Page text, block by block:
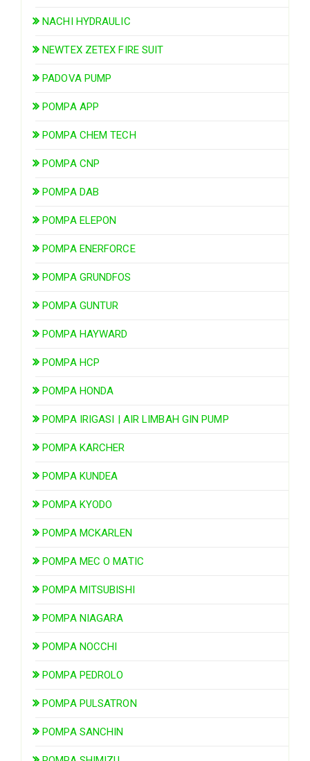
NACHI HYDRAULIC
NEWTEX ZETEX FIRE SUIT
PADOVA PUMP
POMPA APP
POMPA CHEM TECH
POMPA CNP
POMPA DAB
POMPA ELEPON
POMPA ENERFORCE
POMPA GRUNDFOS
POMPA GUNTUR
POMPA HAYWARD
POMPA HCP
POMPA HONDA
POMPA IRIGASI | AIR LIMBAH GIN PUMP
POMPA KARCHER
POMPA KUNDEA
POMPA KYODO
POMPA MCKARLEN
POMPA MEC O MATIC
POMPA MITSUBISHI
POMPA NIAGARA
POMPA NOCCHI
POMPA PEDROLO
POMPA PULSATRON
POMPA SANCHIN